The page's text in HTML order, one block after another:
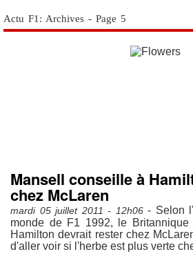
Actu F1: Archives - Page 5
Mansell conseille à
chez McLaren
mardi 05 juillet 2011 - 12h06- Selon
monde de F1 1992, le
Hamilton devrait rester chez
d'aller voir si l'herbe est plus verte